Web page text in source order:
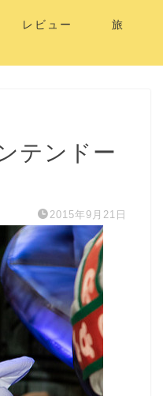
レビュー 旅
テンドー
2015年9月21日